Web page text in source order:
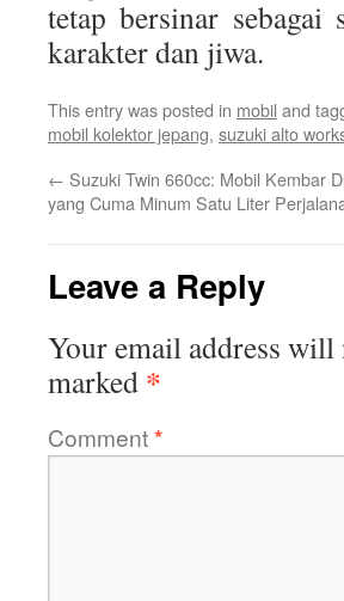
tetap bersinar
karakter dan jiwa.
This entry was posted in mobil and
mobil kolektor jepang, suzuki alto
← Suzuki Twin 660cc: Mobil Kembar
yang Cuma Minum Satu Liter
Leave a Reply
Your email address
marked *
Comment*